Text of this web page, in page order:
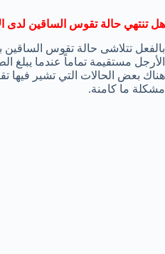
هل تنتهي حالة تقوس الساقين لدى
بالفعل تتلاشى حالة تقوس الساقين
هناك بعض الحالات التي تشير فيها
مشكلة ما كامنة.